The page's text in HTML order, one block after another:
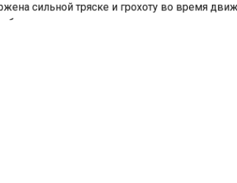
сильной тряске и грохоту во время
опасения за свою жизнь и